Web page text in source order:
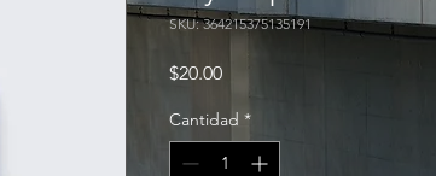
SKU: 364215375135191
$20.00Precio
Cantidad *